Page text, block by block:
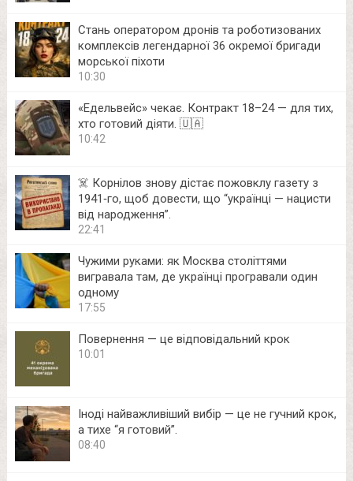
Стань оператором дронів та роботизованих
комплексів легендарної 36 окремої бригади
морської піхоти
10:30
«Едельвейс» чекає. Контракт 18–24 — для тих,
хто готовий діяти. 🇺🇦
10:42
☠️ Корнілов знову дістає пожовклу газету з
1941‑го, щоб довести, що “українці — нацисти
від народження”.
22:41
Чужими руками: як Москва століттями
вигравала там, де українці програвали один
одному
17:55
Повернення — це відповідальний крок
10:01
Іноді найважливіший вибір — це не гучний крок,
а тихе “я готовий”.
08:40